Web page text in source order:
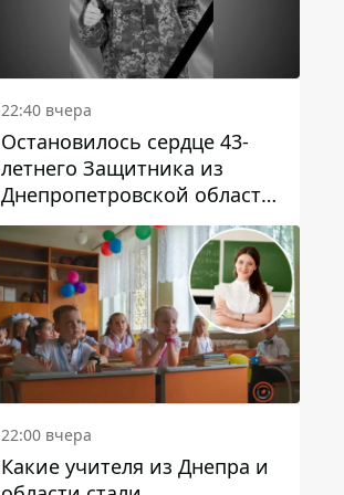
22:40 вчера
Остановилось сердце 43-
летнего Защитника из
Днепропетровской области
Евгения Зинченко
22:00 вчера
Какие учителя из Днепра и